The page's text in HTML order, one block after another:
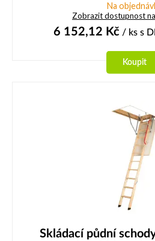
Na
Zobrazit dostupnost
6 152,12 Kč/ ks s
Koupit
Skládací půdní